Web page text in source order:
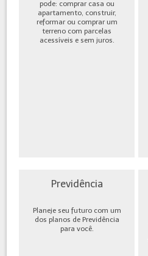
pode: comprar casa ou
apartamento, construir,
reformar ou comprar um
terreno com parcelas
acessíveis e sem juros.
Previdência
Planeje seu futuro com um
dos planos de Previdência
para você.